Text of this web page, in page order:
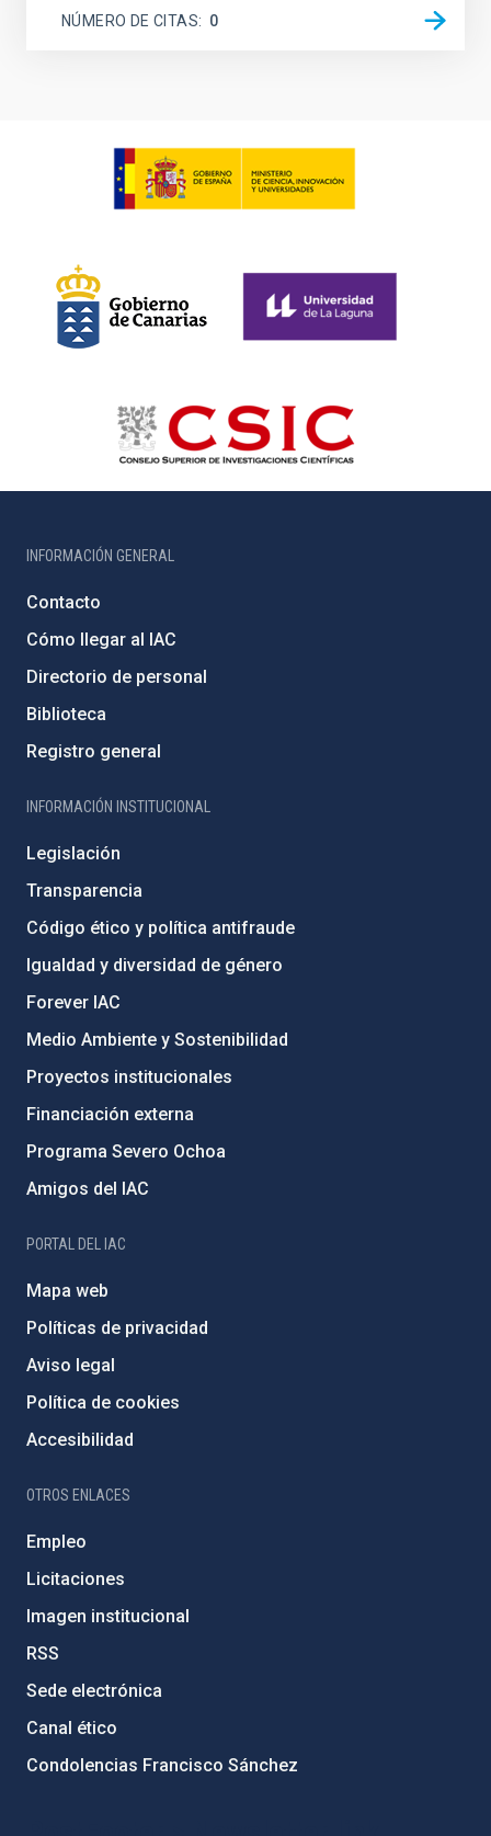
NÚMERO DE CITAS 0
INFORMACIÓN GENERAL
Contacto
Cómo llegar al IAC
Directorio de personal
Biblioteca
Registro general
INFORMACIÓN INSTITUCIONAL
Legislación
Transparencia
Código ético y política antifraude
Igualdad y diversidad de género
Forever IAC
Medio Ambiente y Sostenibilidad
Proyectos institucionales
Financiación externa
Programa Severo Ochoa
Amigos del IAC
PORTAL DEL IAC
Mapa web
Políticas de privacidad
Aviso legal
Política de cookies
Accesibilidad
OTROS ENLACES
Empleo
Licitaciones
Imagen institucional
RSS
Sede electrónica
Canal ético
Condolencias Francisco Sánchez